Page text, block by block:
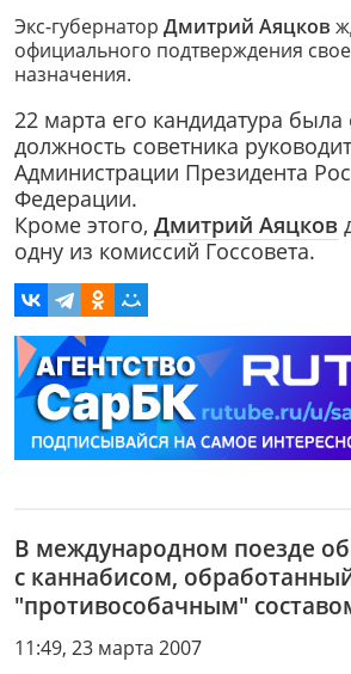
Экс-губернатор Дмитрий Аяцков
официального подтверждения
назначения.
22 марта его кандидатура
должность советника
Администрации Президента
Федерации.
Кроме этого, Дмитрий Аяцков
одну из комиссий Госсовета.
В международном поезде
с каннабисом,
"противособачным"
11:49, 23 марта 2007